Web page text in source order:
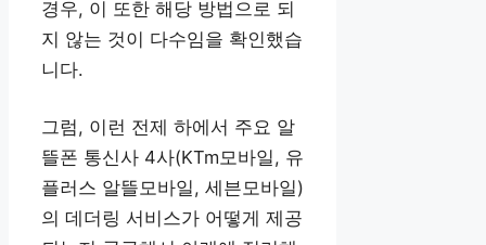
경우, 이 또한 해당 방법으로 되
지 않는 것이 다수임을 확인했습
니다.
그럼, 이런 전제 하에서 주요 알
뜰폰 통신사 4사(KTm모바일, 유
플러스 알뜰모바일, 세븐모바일)
의 데더링 서비스가 어떻게 제공